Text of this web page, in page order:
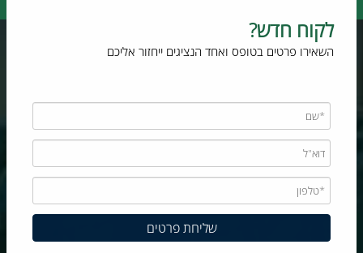
לקוח חדש?
השאירו פרטים בטופס ואחד הנציגים ייחזור אליכם